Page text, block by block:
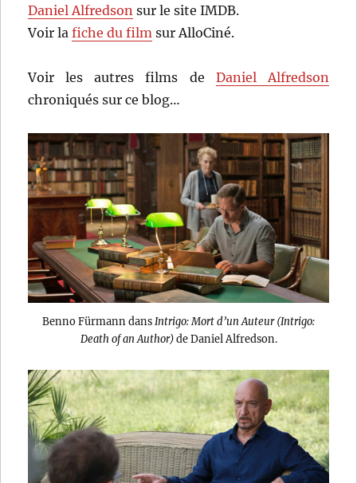
Daniel Alfredson sur le site IMDB.
Voir lafiche du film sur AlloCiné.
Voir les autres films de Daniel Alfredson
chroniqués sur ce blog…
Benno Fürmann dans Intrigo: Mort d’un Auteur (Intrigo:
Death of an Author)de Daniel Alfredson.